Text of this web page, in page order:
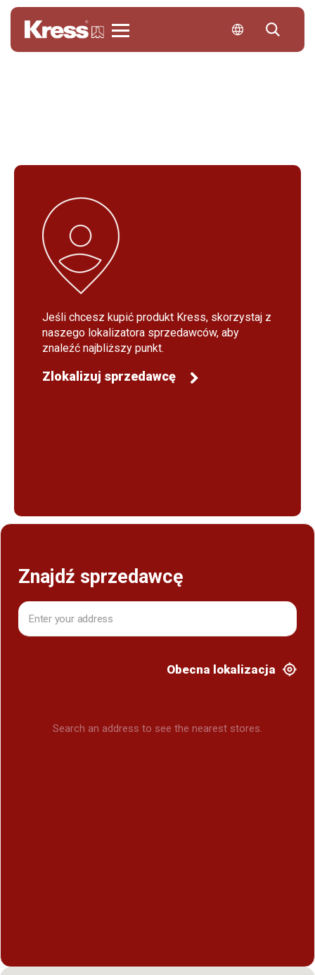
Jeśli chcesz kupić produkt Kress, skorzystaj z
naszego lokalizatora sprzedawców, aby
znaleźć najbliższy punkt.
Zlokalizuj sprzedawcę
Znajdź sprzedawcę
Obecna lokalizacja
Search an address to see the nearest stores.